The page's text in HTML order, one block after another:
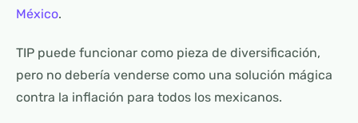
México.
TIP puede funcionar como pieza de diversificación,
pero no debería venderse como una solución mágica
contra la inflación para todos los mexicanos.